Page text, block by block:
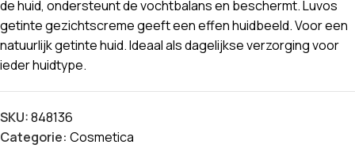
de huid, ondersteunt de vochtbalans en beschermt. Luvos
getinte gezichtscreme geeft een effen huidbeeld. Voor een
natuurlijk getinte huid. Ideaal als dagelijkse verzorging voor
ieder huidtype.
SKU:848136
Categorie: Cosmetica